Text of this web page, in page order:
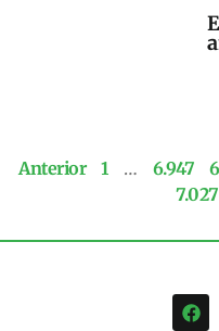
Anterior 1 … 6.947
7.027